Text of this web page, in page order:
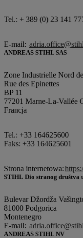
Tel.: + 389 (0) 23 141
E-mail:
ANDREAS STIHL SAS
Zone Industrielle Nord
Rue des Epinettes
BP 11
77201 Marne-La-Vallée
Francja
Tel.: +33 164625600
Faks: +33 164625601
Strona internetowa:
STIHL Dio stranog društva
Bulevar Džordža
81000 Podgorica
Montenegro
E-mail:
ANDREAS STIHL NV